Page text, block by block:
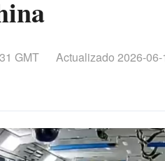
GMT Actualizado 2026-